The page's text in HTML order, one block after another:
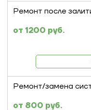
Ремонт после
1200 руб.
Ремонт/замена
800 руб.